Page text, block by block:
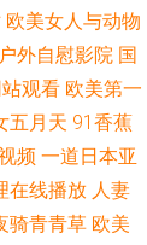
日韩免费a 91视
婷 久草手机在线
91黄色爆菊 日本
欧美女人与动物
户外自慰影院 国
观看 欧美第一
五月天 91香蕉
频 一道日本亚
在线播放 人妻
骑青青草 欧美